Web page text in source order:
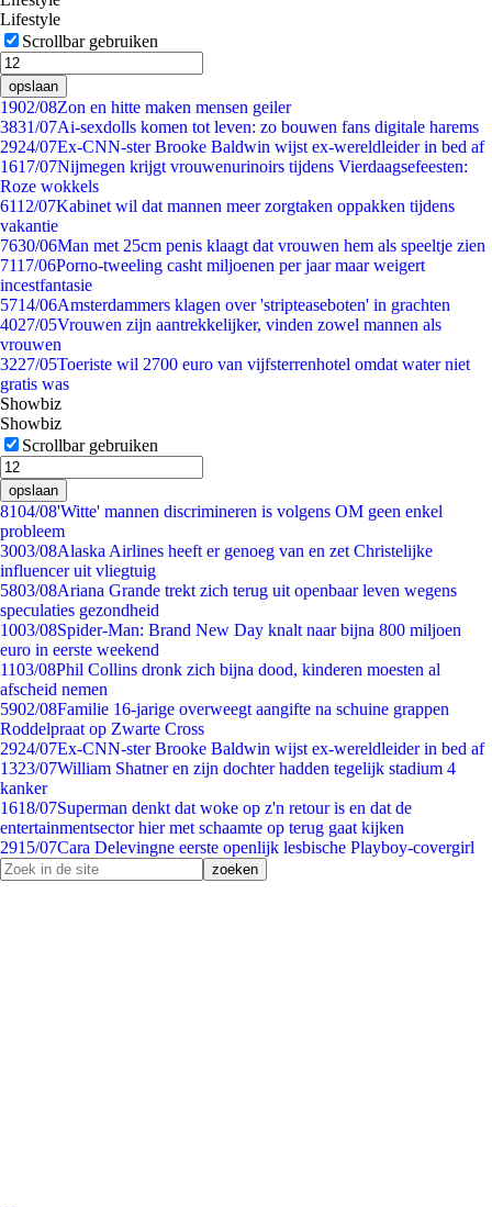
Lifestyle
Scrollbar gebruiken
opslaan
1902/08Zon en hitte maken mensen geiler
3831/07Ai-sexdolls komen tot leven: zo bouwen fans digitale harems
2924/07Ex-CNN-ster Brooke Baldwin wijst ex-wereldleider in bed af
1617/07Nijmegen krijgt vrouwenurinoirs tijdens Vierdaagsefeesten:
Roze wokkels
6112/07Kabinet wil dat mannen meer zorgtaken oppakken tijdens
vakantie
7630/06Man met 25cm penis klaagt dat vrouwen hem als speeltje zien
7117/06Porno-tweeling casht miljoenen per jaar maar weigert
incestfantasie
5714/06Amsterdammers klagen over 'stripteaseboten' in grachten
4027/05Vrouwen zijn aantrekkelijker, vinden zowel mannen als
vrouwen
3227/05Toeriste wil 2700 euro van vijfsterrenhotel omdat water niet
gratis was
Showbiz
Showbiz
Scrollbar gebruiken
opslaan
8104/08'Witte' mannen discrimineren is volgens OM geen enkel
probleem
3003/08Alaska Airlines heeft er genoeg van en zet Christelijke
influencer uit vliegtuig
5803/08Ariana Grande trekt zich terug uit openbaar leven wegens
speculaties gezondheid
1003/08Spider-Man: Brand New Day knalt naar bijna 800 miljoen
euro in eerste weekend
1103/08Phil Collins dronk zich bijna dood, kinderen moesten al
afscheid nemen
5902/08Familie 16-jarige overweegt aangifte na schuine grappen
Roddelpraat op Zwarte Cross
2924/07Ex-CNN-ster Brooke Baldwin wijst ex-wereldleider in bed af
1323/07William Shatner en zijn dochter hadden tegelijk stadium 4
kanker
1618/07Superman denkt dat woke op z'n retour is en dat de
entertainmentsector hier met schaamte op terug gaat kijken
2915/07Cara Delevingne eerste openlijk lesbische Playboy-covergirl